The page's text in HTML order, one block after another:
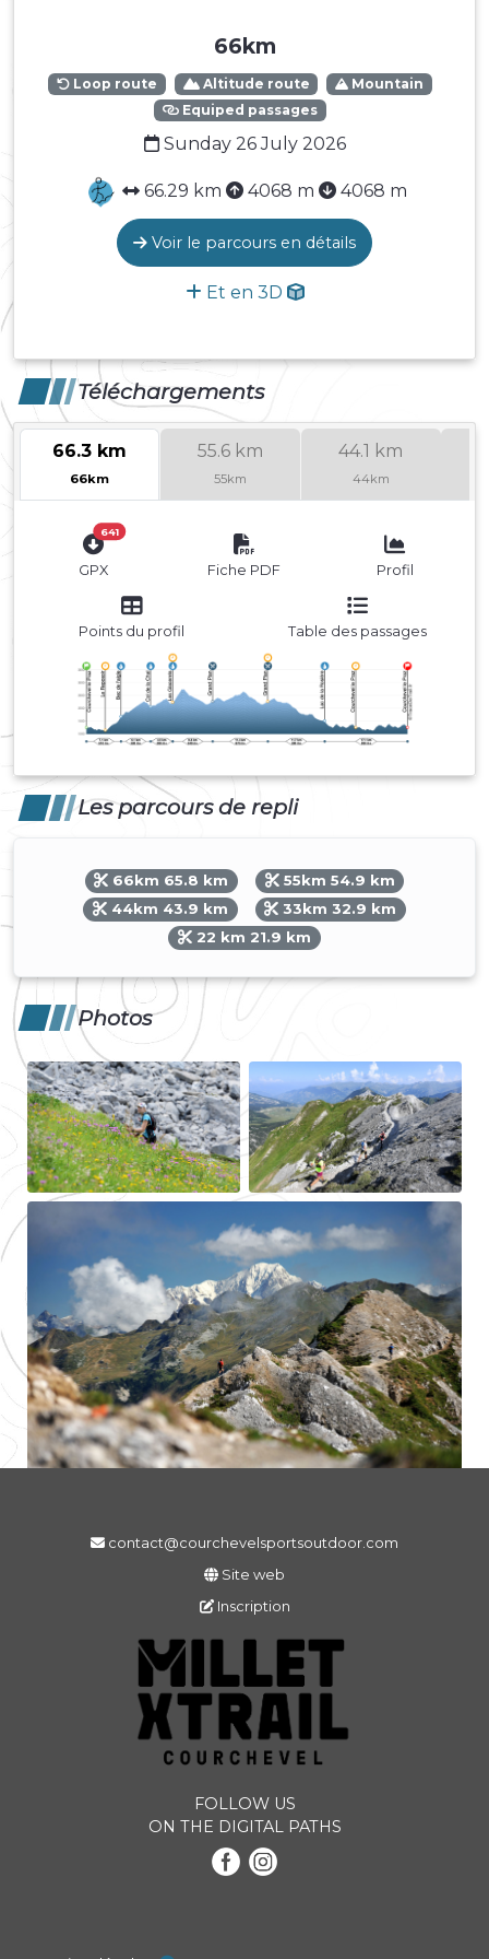
66km
Loop route Altitude route
Mountain
Equiped passages
Sunday 26 July 2026
66.29 km 4068 m 4068 m
Voir le parcours en détails
Et en 3D
Téléchargements
66.3 km
66km
55.6 km
55km
44.1 km
44km
641
GPX Fiche PDF Profil
Points du profil Table des passages
Les parcours de repli
66km 65.8 km
55km 54.9 km
44km 43.9 km
33km 32.9 km
22 km 21.9 km
Photos
contact@courchevelsportsoutdoor.com
Site web
Inscription
FOLLOW US
ON THE DIGITAL PATHS